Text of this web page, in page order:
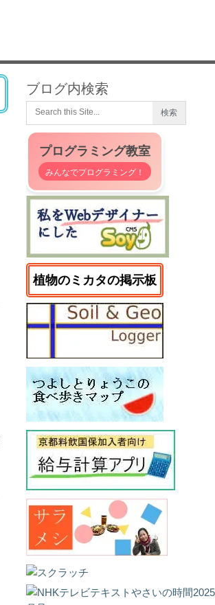
ブログ内検索
プログラミング教室
みんなでプログラミング！
植物のミカタの掲示板